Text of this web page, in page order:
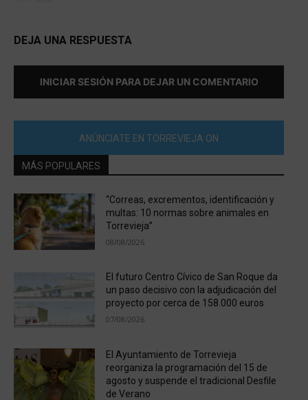
DEJA UNA RESPUESTA
INICIAR SESIÓN PARA DEJAR UN COMENTARIO
ANÚNCIATE EN TORREVIEJA ON
MÁS POPULARES
“Correas, excrementos, identificación y
multas: 10 normas sobre animales en
Torrevieja”
08/08/2026
El futuro Centro Cívico de San Roque da
un paso decisivo con la adjudicación del
proyecto por cerca de 158.000 euros
07/08/2026
El Ayuntamiento de Torrevieja
reorganiza la programación del 15 de
agosto y suspende el tradicional Desfile
de Verano